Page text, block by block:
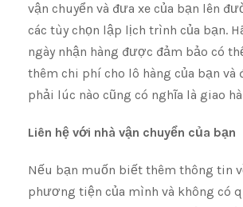
vận chuyển và đưa xe của bạn lên
các tùy chọn lập lịch trình của bạn.
ngày nhận hàng được đảm bảo có
thêm chi phí cho lô hàng của bạn và
phải lúc nào cũng có nghĩa là giao
Liên hệ với nhà vận chuyển của bạn
Nếu bạn muốn biết thêm thông tin
phương tiện của mình và không có